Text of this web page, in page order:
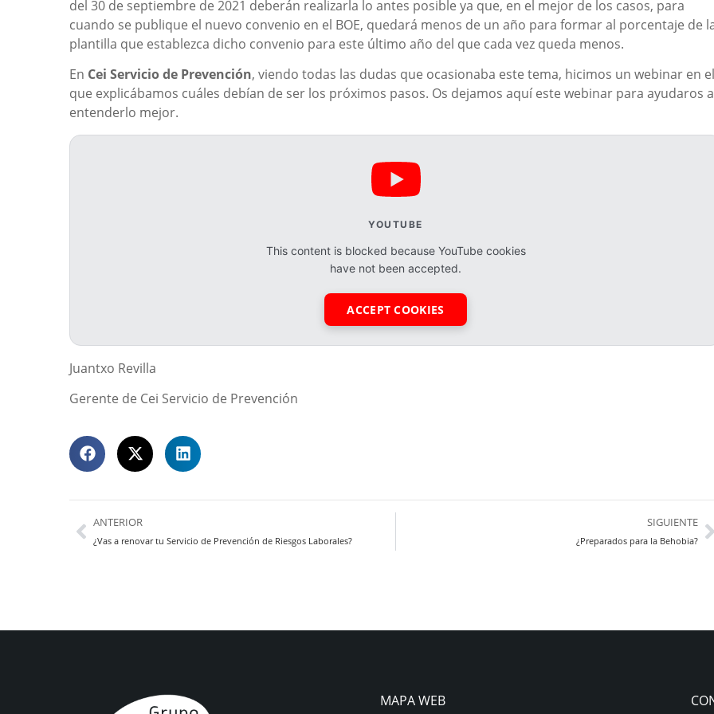
del 30 de septiembre de 2021 deberán realizarla lo antes posible ya que, en el mejor de los casos, para
cuando se publique el nuevo convenio en el BOE, quedará menos de un año para formar al porcentaje de
plantilla que establezca dicho convenio para este último año del que cada vez queda menos.
En Cei Servicio de Prevención, viendo todas las dudas que ocasionaba este tema, hicimos un webinar en el
que explicábamos cuáles debían de ser los próximos pasos. Os dejamos aquí este webinar para ayudaros a
entenderlo mejor.
YOUTUBE
This content is blocked because YouTube cookies
have not been accepted.
ACCEPT COOKIES
Juantxo Revilla
Gerente de Cei Servicio de Prevención
ANTERIOR
¿Vas a renovar tu Servicio de Prevención de Riesgos Laborales?
SIGUIENTE
¿Preparados para la Behobia?
MAPA WEB